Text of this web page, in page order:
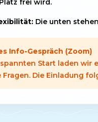
frei wird.
Die unten
Info-Gespräch (Zoom)
Start laden wir
Die Einladung